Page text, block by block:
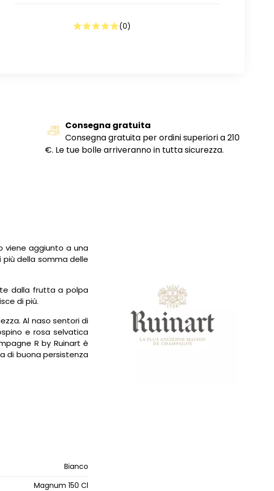
(0)
Consegna gratuita
Consegna gratuita per ordini superiori a 210
€. Le tue bolle arriveranno in tutta sicurezza.
viene aggiunto a una
più della somma delle
dalla frutta a polpa
di più.
Al naso sentori di
e rosa selvatica
R by Ruinart è
di buona persistenza
Bianco
Magnum 150 Cl